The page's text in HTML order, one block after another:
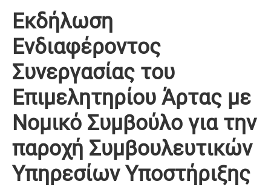
Εκδήλωση
Ενδιαφέροντος
Συνεργασίας του
Επιμελητηρίου Άρτας με
Νομικό Συμβούλο για την
παροχή Συμβουλευτικών
Υπηρεσίων Υποστήριξης